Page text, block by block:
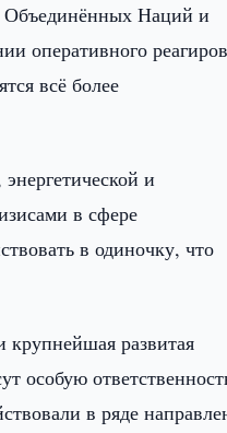
Объединённых Наций и
оперативного
всё более
и
в сфере
в одиночку, что
развитая
особую
в ряде